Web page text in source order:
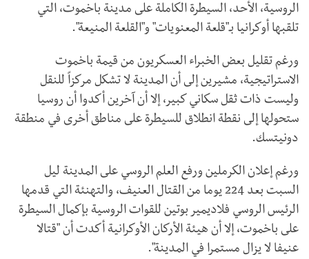
الروسية، الأحد، السيطرة الكاملة على مدينة باخموت، التي
تلقبها أوكرانيا بـ"قلعة المعنويات" و"القلعة المنيعة".
ورغم تقليل بعض الخبراء العسكريون من قيمة باخموت
الاستراتيجية، مشيرين إلى أن المدينة لا تشكل مركزاً للنقل
وليست ذات ثقل سكاني كبير، إلا أن آخرين أكدوا أن روسيا
ستحولها إلى نقطة انطلاق للسيطرة على مناطق أخرى في منطقة
دونيتسك.
ورغم إعلان الكرملين ورفع العلم الروسي على المدينة ليل
السبت بعد 224 يوما من القتال العنيف، والتهنئة التي قدمها
الرئيس الروسي فلاديمير بوتين للقوات الروسية بإكمال السيطرة
على باخموت، إلا أن هيئة الأركان الأوكرانية أكدت أن "قتالا
عنيفا لا يزال مستمرا في المدينة".